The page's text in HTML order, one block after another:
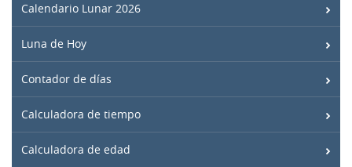
Calendario Lunar 2026
Luna de Hoy
Contador de días
Calculadora de tiempo
Calculadora de edad